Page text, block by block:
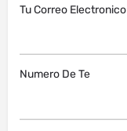
Tu Correo Electronico
Numero De Te